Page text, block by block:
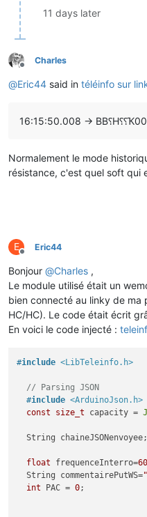
11 days later
Offline
Charles
@Eric44 said in téléinfo sur
16:15:50.008 ->
Normalement le mode
résistance, c'est quel soft qui
E
Offline
Eric44
Bonjour @Charles ,
Le module utilisé était un
bien connecté au linky de ma
HC/HC). Le code était écrit
En voici le code injecté :
#include <LibTeleinfo.h>
// Parsing JSON
#include <ArduinoJson.h>
const
size_t capacity =
  String chaineJSONenvoyee;
float frequenceInterro=60
  String commentairePutWS=
int PAC = 0;